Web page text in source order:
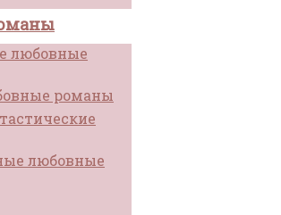
любовные
романы
любовные